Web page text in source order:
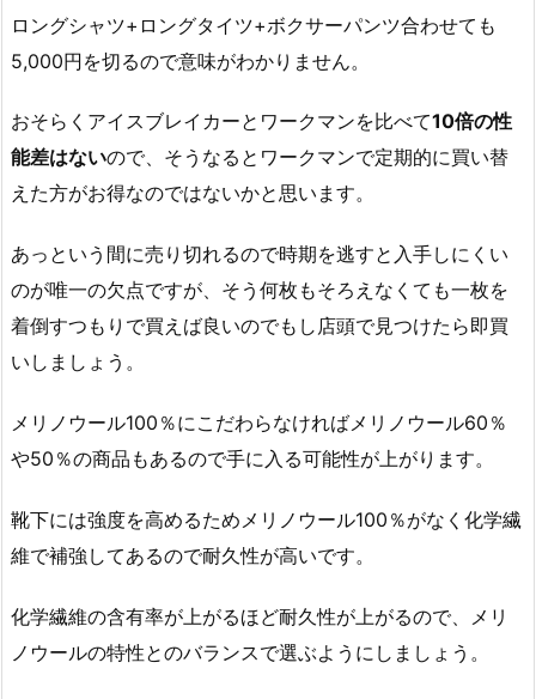
ロングシャツ+ロングタイツ+ボクサーパンツ合わせても
5,000円を切るので意味がわかりません。
おそらくアイスブレイカーとワークマンを比べて10倍の性
能差はないので、そうなるとワークマンで定期的に買い替
えた方がお得なのではないかと思います。
あっという間に売り切れるので時期を逃すと入手しにくい
のが唯一の欠点ですが、そう何枚もそろえなくても一枚を
着倒すつもりで買えば良いのでもし店頭で見つけたら即買
いしましょう。
メリノウール100％にこだわらなければメリノウール60％
や50％の商品もあるので手に入る可能性が上がります。
靴下には強度を高めるためメリノウール100％がなく化学繊
維で補強してあるので耐久性が高いです。
化学繊維の含有率が上がるほど耐久性が上がるので、メリ
ノウールの特性とのバランスで選ぶようにしましょう。